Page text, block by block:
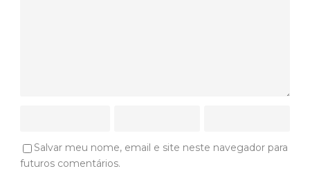
Salvar meu nome, email e site neste navegador para
futuros comentários.